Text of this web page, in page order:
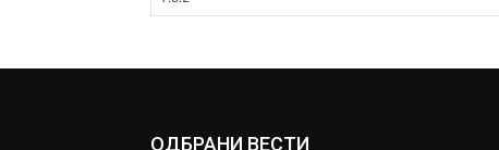
ОДБРАНИ ВЕСТИ